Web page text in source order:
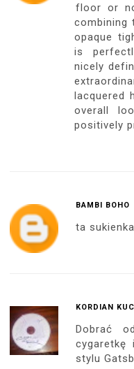
floor or
opaque
is
nicely
lacquered
overall
positively
BAMBI BOHO
ta
KORDIAN
Dobrać
cygaretkę
stylu